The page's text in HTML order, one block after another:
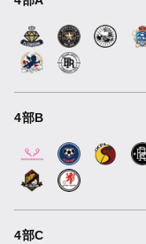
4部B
4部C